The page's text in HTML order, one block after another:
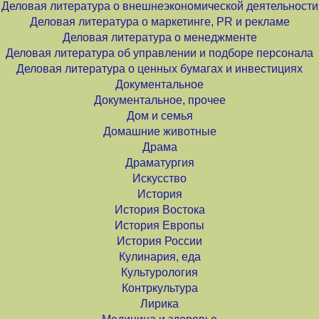
Деловая литература о внешнеэкономической деятельности
Деловая литература о маркетинге, PR и рекламе
Деловая литература о менеджменте
Деловая литература об управлении и подборе персонала
Деловая литература о ценных бумагах и инвестициях
Документальное
Документальное, прочее
Дом и семья
Домашние животные
Драма
Драматургия
Искусство
История
История Востока
История Европы
История России
Кулинария, еда
Культурология
Контркультура
Лирика